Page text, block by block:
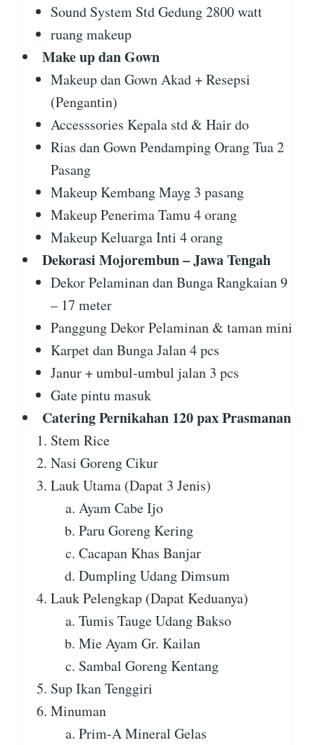
Sound System Std Gedung 2800 watt
ruang makeup
Make up dan Gown
Makeup dan Gown Akad + Resepsi
(Pengantin)
Accesssories Kepala std & Hair do
Rias dan Gown Pendamping Orang Tua 2
Pasang
Makeup Kembang Mayg 3 pasang
Makeup Penerima Tamu 4 orang
Makeup Keluarga Inti 4 orang
Dekorasi Mojorembun – Jawa Tengah
Dekor Pelaminan dan Bunga Rangkaian 9
– 17 meter
Panggung Dekor Pelaminan & taman mini
Karpet dan Bunga Jalan 4 pcs
Janur + umbul-umbul jalan 3 pcs
Gate pintu masuk
Catering Pernikahan 120 pax Prasmanan
Stem Rice
Nasi Goreng Cikur
Lauk Utama (Dapat 3 Jenis)
Ayam Cabe Ijo
Paru Goreng Kering
Cacapan Khas Banjar
Dumpling Udang Dimsum
Lauk Pelengkap (Dapat Keduanya)
Tumis Tauge Udang Bakso
Mie Ayam Gr. Kailan
Sambal Goreng Kentang
Sup Ikan Tenggiri
Minuman
Prim-A Mineral Gelas